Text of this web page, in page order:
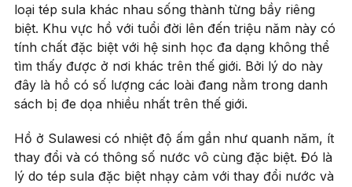
loại tép sula khác nhau sống thành từng bầy riêng
biệt. Khu vực hồ với tuổi đời lên đến triệu năm này có
tính chất đặc biệt với hệ sinh học đa dạng không thể
tìm thấy được ở nơi khác trên thế giới. Bởi lý do này
đây là hồ có số lượng các loài đang nằm trong danh
sách bị đe dọa nhiều nhất trên thế giới.
Hồ ở Sulawesi có nhiệt độ ấm gần như quanh năm, ít
thay đổi và có thông số nước vô cùng đặc biệt. Đó là
lý do tép sula đặc biệt nhạy cảm với thay đổi nước và